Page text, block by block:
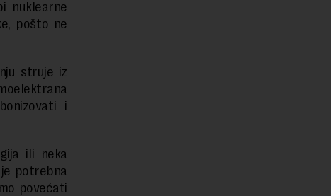
nuklearne
pošto ne
struje iz
i
ili neka
potrebna
povećati